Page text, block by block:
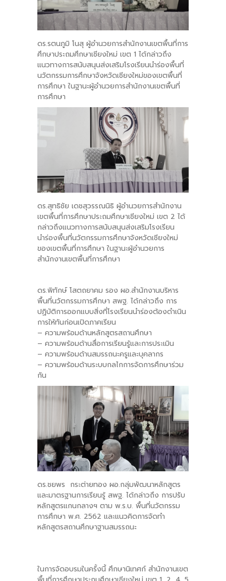
ดร.รตนภูมิ โนสุ ผู้อำนวยการสำนักงานเขตพื้นที่การ
ศึกษาประถมศึกษาเชียงใหม่ เขต 1 ได้กล่าวถึง
แนวทางการสนับสนุนส่งเสริมโรงเรียนนำร่องพื้นที่
นวัตกรรมการศึกษาจังหวัดเชียงใหม่ของเขตพื้นที่
การศึกษา ในฐานะผู้อำนวยการสำนักงานเขตพื้นที่
การศึกษา
ดร.สุทธิชัย เดชสุวรรณนิธิ ผู้อำนวยการสำนักงาน
เขตพื้นที่การศึกษาประถมศึกษาเชียงใหม่ เขต 2 ได้
กล่าวถึงแนวทางการสนับสนุนส่งเสริมโรงเรียน
นำร่องพื้นที่นวัตกรรมการศึกษาจังหวัดเชียงใหม่
ของเขตพื้นที่การศึกษา ในฐานะผู้อำนวยการ
สำนักงานเขตพื้นที่การศึกษา
ดร.พิทักษ์ โสตถยาคม รอง ผอ.สำนักงานบริหาร
พื้นที่นวัตกรรมการศึกษา สพฐ. ได้กล่าวถึง การ
ปฏิบัติการออกแบบสิ่งที่โรงเรียนนำร่องต้องดำเนิน
การให้ทันก่อนเปิดภาคเรียน
– ความพร้อมด้านหลักสูตรสถานศึกษา
– ความพร้อมด้านสื่อการเรียนรู้และการประเมิน
– ความพร้อมด้านสมรรถนะครูและบุคลากร
– ความพร้อมด้านระบบกลไกการจัดการศึกษาร่วม
กัน
ดร.ชยพร กระต่ายทอง ผอ.กลุ่มพัฒนาหลักสูตร
และมาตรฐานการเรียนรู้ สพฐ. ได้กล่าวถึง การปรับ
หลักสูตรแกนกลางฯ ตาม พ.ร.บ. พื้นที่นวัตกรรม
การศึกษา พ.ศ. 2562 และแนวคิดการจัดทำ
หลักสูตรสถานศึกษาฐานสมรรถนะ
ในการจัดอบรมในครั้งนี้ ศึกษานิเทศก์ สำนักงานเขต